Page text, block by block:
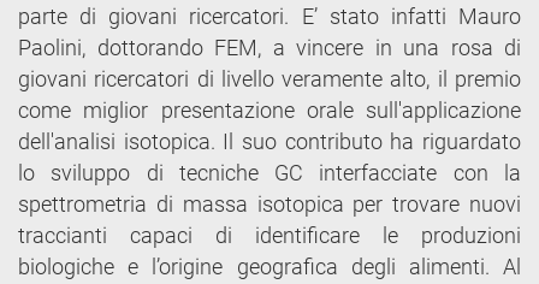
parte di giovani ricercatori. E’ stato infatti Mauro
Paolini, dottorando FEM, a vincere in una rosa di
giovani ricercatori di livello veramente alto, il premio
come miglior presentazione orale sull'applicazione
dell'analisi isotopica. Il suo contributo ha riguardato
lo sviluppo di tecniche GC interfacciate con la
spettrometria di massa isotopica per trovare nuovi
traccianti capaci di identificare le produzioni
biologiche e l’origine geografica degli alimenti. Al